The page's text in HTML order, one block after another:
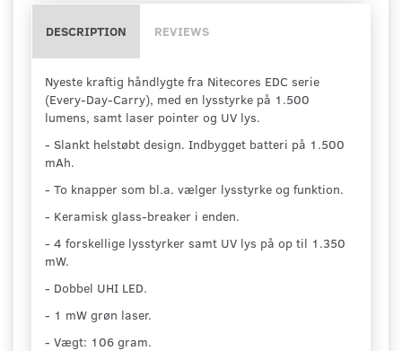
DESCRIPTION REVIEWS
Nyeste kraftig håndlygte fra Nitecores EDC serie
(Every-Day-Carry), med en lysstyrke på 1.500
lumens, samt laser pointer og UV lys.
- Slankt helstøbt design. Indbygget batteri på 1.500
mAh.
- To knapper som bl.a. vælger lysstyrke og funktion.
- Keramisk glass-breaker i enden.
- 4 forskellige lysstyrker samt UV lys på op til 1.350
mW.
- Dobbel UHI LED.
- 1 mW grøn laser.
- Vægt: 106 gram.